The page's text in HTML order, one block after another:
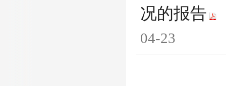
况的报告
04-23